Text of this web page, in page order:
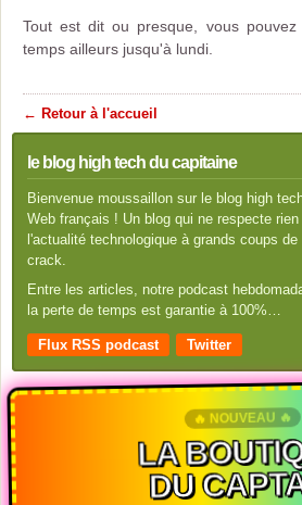
Tout est dit ou presque, vous
temps ailleurs jusqu'à lundi.
← Retour à l'accueil
le blog high tech du capitaine
Bienvenue moussaillon sur le blog high
Web français ! Un blog qui ne respecte
l'actualité technologique à grands coups
crack.
Entre les articles, notre podcast
la perte de temps est garantie à 100%…
Flux RSS podcast Twitter
🔥 NOUVEAU 🔥
LA
DU